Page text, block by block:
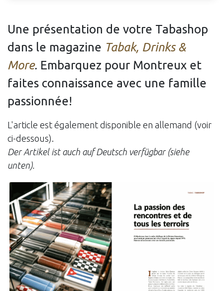
Une présentation de votre Tabashop
dans le magazine Tabak, Drinks &
More. Embarquez pour Montreux et
faites connaissance avec une famille
passionnée!
L'article est également disponible en allemand (voir
ci-dessous).
Der Artikel ist auch auf Deutsch verfügbar (siehe
unten).